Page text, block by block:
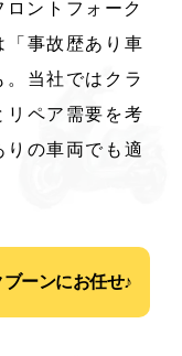
ントフォーク
「事故歴あり車
当社ではクラ
リペア需要を考
の車両でも適
ーンにお任せ♪